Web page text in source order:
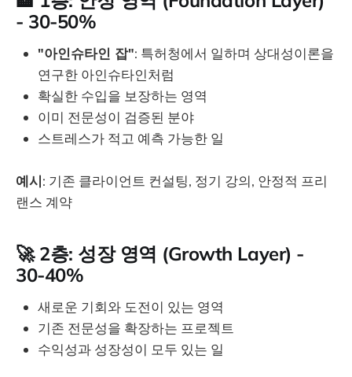
- 30-50%
"아인슈타인 잡": 특허청에서 일하며 상대성이론을
연구한 아인슈타인처럼
확실한 수입을 보장하는 영역
이미 전문성이 검증된 분야
스트레스가 적고 예측 가능한 일
예시: 기존 클라이언트 컨설팅, 정기 강의, 안정적 프리
랜스 계약
🚀 2층: 성장 영역 (Growth Layer) -
30-40%
새로운 기회와 도전이 있는 영역
기존 전문성을 확장하는 프로젝트
수익성과 성장성이 모두 있는 일